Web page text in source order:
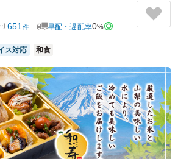
内容もご満足頂けておりました。ライ
で、他のお弁当も気になります。機会が
と思いました。
ミナー ›勉強会
溝台2026/04/23
見る
651 件 早配・遅配率0%
ス対応 和食